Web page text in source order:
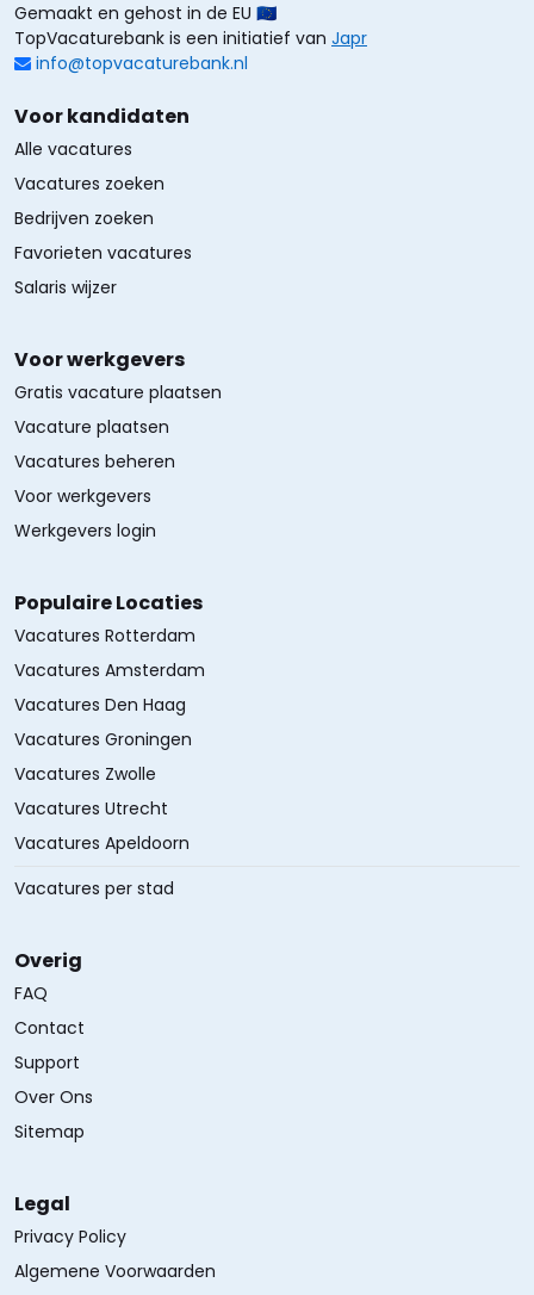
Gemaakt en gehost in de EU 🇪🇺
TopVacaturebank is een initiatief van Japr
info@topvacaturebank.nl
Voor kandidaten
Alle vacatures
Vacatures zoeken
Bedrijven zoeken
Favorieten vacatures
Salaris wijzer
Voor werkgevers
Gratis vacature plaatsen
Vacature plaatsen
Vacatures beheren
Voor werkgevers
Werkgevers login
Populaire Locaties
Vacatures Rotterdam
Vacatures Amsterdam
Vacatures Den Haag
Vacatures Groningen
Vacatures Zwolle
Vacatures Utrecht
Vacatures Apeldoorn
Vacatures per stad
Overig
FAQ
Contact
Support
Over Ons
Sitemap
Legal
Privacy Policy
Algemene Voorwaarden